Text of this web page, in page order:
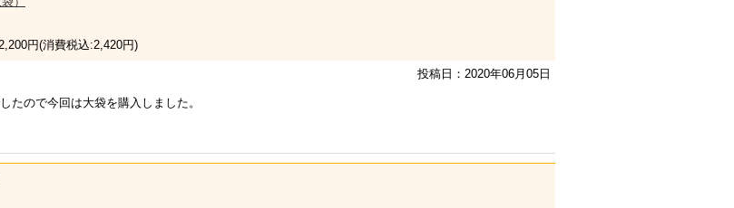
円(消費税込:2,420円)
投稿日：2020年06月05日
たので今回は大袋を購入しました。